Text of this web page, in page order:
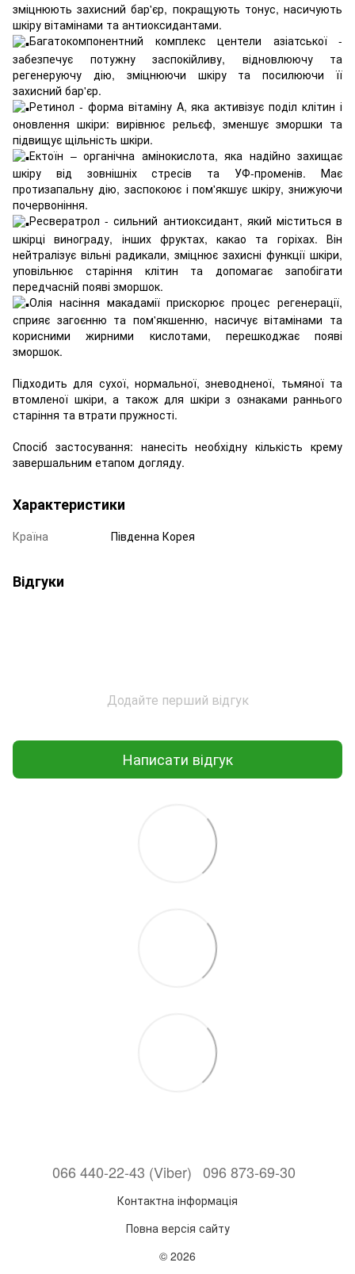
зміцнюють захисний бар'єр, покращують тонус, насичують
шкіру вітамінами та антиоксидантами.
Багатокомпонентний комплекс центели азіатської -
забезпечує потужну заспокійливу, відновлюючу та
регенеруючу дію, зміцнюючи шкіру та посилюючи її
захисний бар'єр.
Ретинол - форма вітаміну A, яка активізує поділ клітин і
оновлення шкіри: вирівнює рельєф, зменшує зморшки та
підвищує щільність шкіри.
Ектоїн – органічна амінокислота, яка надійно захищає
шкіру від зовнішніх стресів та УФ-променів. Має
протизапальну дію, заспокоює і пом'якшує шкіру, знижуючи
почервоніння.
Ресвератрол - сильний антиоксидант, який міститься в
шкірці винограду, інших фруктах, какао та горіхах. Він
нейтралізує вільні радикали, зміцнює захисні функції шкіри,
уповільнює старіння клітин та допомагає запобігати
передчасній появі зморшок.
Олія насіння макадамії прискорює процес регенерації,
сприяє загоєнню та пом'якшенню, насичує вітамінами та
корисними жирними кислотами, перешкоджає появі
зморшок.
Підходить для сухої, нормальної, зневодненої, тьмяної та
втомленої шкіри, а також для шкіри з ознаками раннього
старіння та втрати пружності.
Спосіб застосування: нанесіть необхідну кількість крему
завершальним етапом догляду.
Характеристики
Країна Південна Корея
Відгуки
Додайте перший відгук
Написати відгук
066 440-22-43 (Viber) 096 873-69-30
Контактна інформація
Повна версія сайту
© 2026